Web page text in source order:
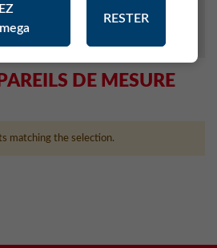
DE MESURE
matching the selection.
RESTER